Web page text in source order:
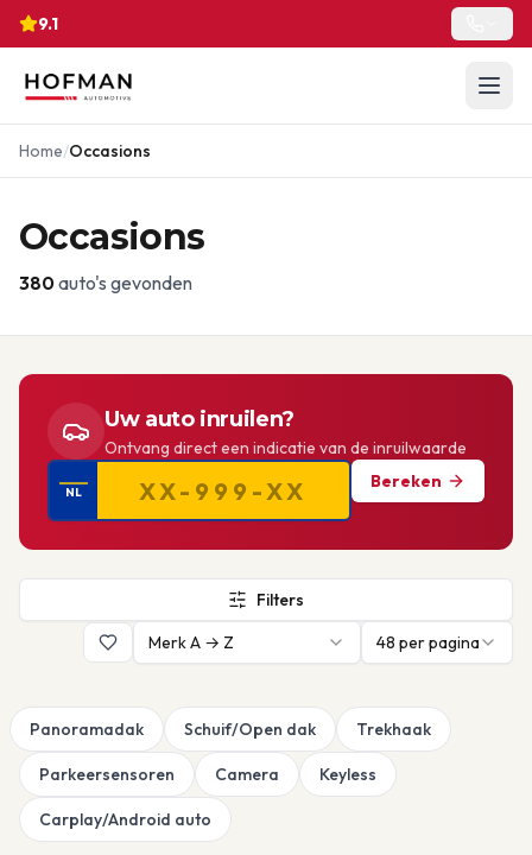
9.1
Home/Occasions
Occasions
380auto's gevonden
Uw auto inruilen?
Ontvang direct een indicatie van de inruilwaarde
NL
Bereken
Filters
Merk A → Z
48 per pagina
Panoramadak Schuif/Open dak Trekhaak
Parkeersensoren Camera Keyless
Carplay/Android auto